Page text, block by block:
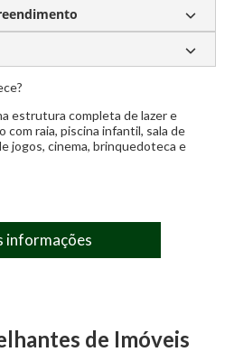
Lavabo
Academia
Salão de Festas
estrutura completa de lazer e
raia, piscina infantil, sala de
jogos, cinema, brinquedoteca e
informações
de Imóveis